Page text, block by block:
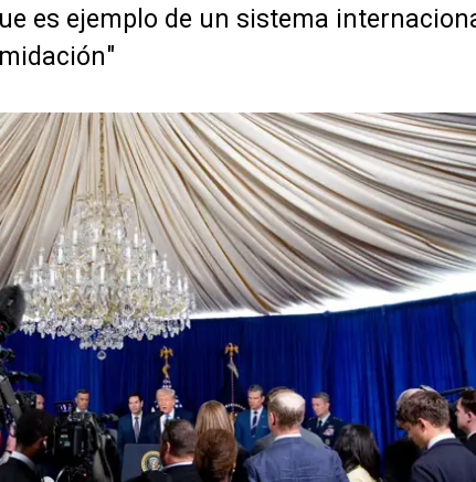
es ejemplo de un sistema